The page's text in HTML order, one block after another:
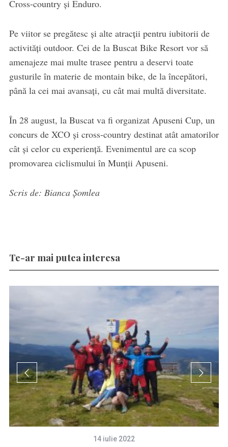
Cross-country și Enduro.
Pe viitor se pregătesc și alte atracții pentru iubitorii de
activități outdoor. Cei de la Buscat Bike Resort vor să
amenajeze mai multe trasee pentru a deservi toate
gusturile în materie de montain bike, de la începători,
până la cei mai avansați, cu cât mai multă diversitate.
În 28 august, la Buscat va fi organizat Apuseni Cup, un
concurs de XCO și cross-country destinat atât amatorilor
cât și celor cu experiență. Evenimentul are ca scop
promovarea ciclismului în Munții Apuseni.
Scris de: Bianca Șomlea
Te-ar mai putea interesa
14 iulie 2022